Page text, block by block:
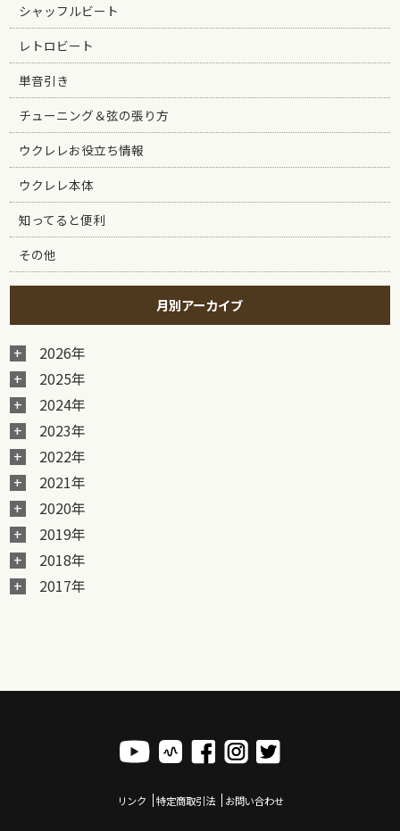
シャッフルビート
レトロビート
単音引き
チューニング＆弦の張り方
ウクレレお役立ち情報
ウクレレ本体
知ってると便利
その他
月別アーカイブ
2026年
2025年
2024年
2023年
2022年
2021年
2020年
2019年
2018年
2017年
リンク 特定商取引法 お問い合わせ